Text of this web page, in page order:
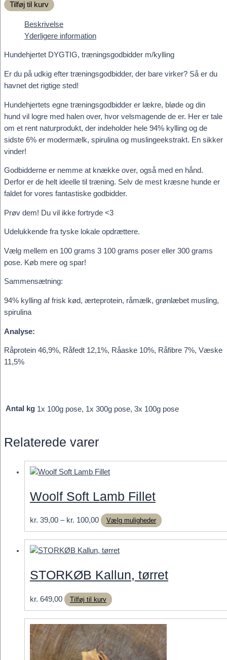
træningsgodbidder
Tilføj til kurv
Beskrivelse
Yderligere information
Hundehjertet DYGTIG, træningsgodbidder m/kylling
Er du på udkig efter træningsgodbidder, der bare virker? Så er du
havnet det rigtige sted!
Hundehjertets egne træningsgodbidder er lækre, bløde og din
hund vil logre med halen over, hvor velsmagende de er. Her er tale
om et rent naturprodukt, der indeholder hele 94% kylling og de
sidste 6% er modermælk, spirulina og muslingeekstrakt. En sikker
vinder!
Godbidderne er nemme at knække over, også med en hånd.
Derfor er de helt ideelle til træning. Selv de mest kræsne hunde er
faldet for vores fantastiske godbidder.
Prøv dem! Du vil ikke fortryde <3
Udelukkende fra tyske lokale opdrættere.
Vælg mellem en 100 grams 3 100 grams poser eller 300 grams
pose. Køb mere og spar!
Sammensætning:
94% kylling af frisk kød, ærteprotein, råmælk, grønlæbet musling,
spirulina
Analyse:
Råprotein 46,9%, Råfedt 12,1%, Råaske 10%, Råfibre 7%, Væske
11,5%
Antal kg 1x 100g pose, 1x 300g pose, 3x 100g pose
Relaterede varer
Woolf Soft Lamb Fillet
kr. 39,00 – kr. 100,00Prisinterval:
kr. 39,00
kr. 100,00
Vælg muligheder
Dette
vare
Mulighederne
på
varesiden
STORKØB Kallun, tørret
kr. 649,00 Tilføj til kurv